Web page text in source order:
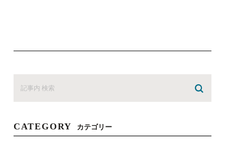
CATEGORY カテゴリー